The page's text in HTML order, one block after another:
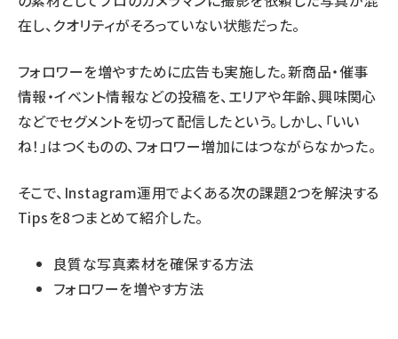
在し、クオリティがそろっていない状態だった。
フォロワーを増やすために広告も実施した。新商品・催事
情報・イベント情報などの投稿を、エリアや年齢、興味関心
などでセグメントを切って配信したという。しかし、「いい
ね！」はつくものの、フォロワー増加にはつながらなかった。
そこで、Instagram運用でよくある次の課題2つを解決する
Tipsを8つまとめて紹介した。
良質な写真素材を確保する方法
フォロワーを増やす方法